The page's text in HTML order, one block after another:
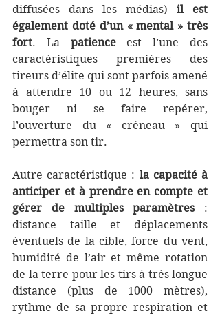
diffusées dans les médias) il est
également doté d’un « mental » très
fort. La patience est l’une des
caractéristiques premières des
tireurs d’élite qui sont parfois amené
à attendre 10 ou 12 heures, sans
bouger ni se faire repérer,
l’ouverture du « créneau » qui
permettra son tir.
Autre caractéristique : la capacité à
anticiper et à prendre en compte et
gérer de multiples paramètres :
distance taille et déplacements
éventuels de la cible, force du vent,
humidité de l’air et même rotation
de la terre pour les tirs à très longue
distance (plus de 1000 mètres),
rythme de sa propre respiration et